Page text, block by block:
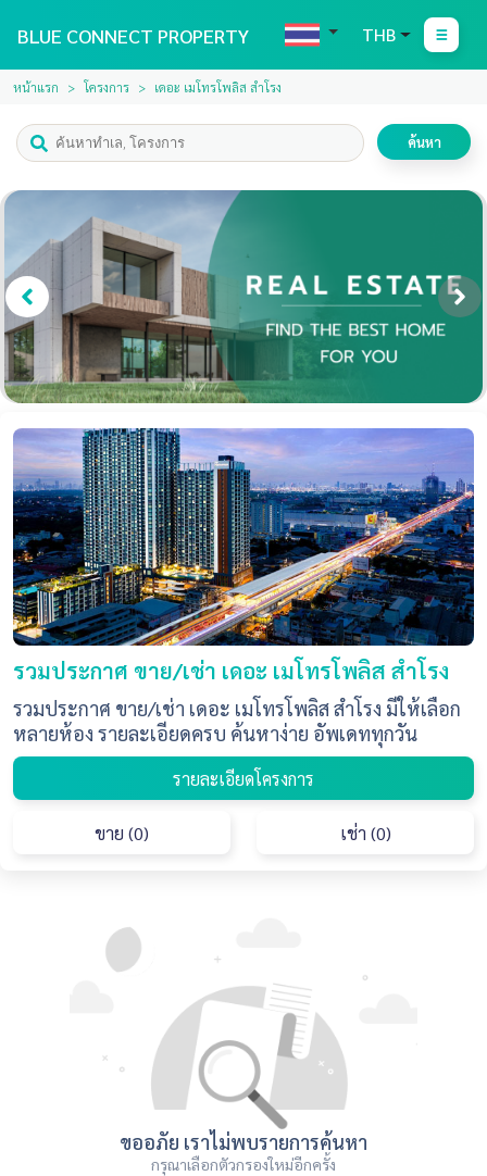
BLUE CONNECT PROPERTY THB
หน้าแรก โครงการ เดอะ เมโทรโพลิส สำโรง
ค้นหา
รวมประกาศ ขาย/เช่า เดอะ เมโทรโพลิส สำโรง
รวมประกาศ ขาย/เช่า เดอะ เมโทรโพลิส สำโรง มีให้เลือก
หลายห้อง รายละเอียดครบ ค้นหาง่าย อัพเดททุกวัน
รายละเอียดโครงการ
ขาย (0) เช่า (0)
ขออภัย เราไม่พบรายการค้นหา
กรุณาเลือกตัวกรองใหม่อีกครั้ง